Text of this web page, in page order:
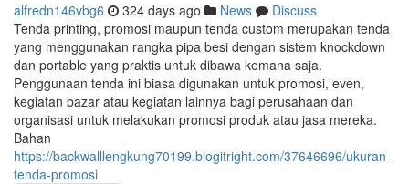
alfredn146vbg6 324 days ago News
Discuss
Tenda printing, promosi maupun tenda custom merupakan tenda
yang menggunakan rangka pipa besi dengan sistem knockdown
dan portable yang praktis untuk dibawa kemana saja.
Penggunaan tenda ini biasa digunakan untuk promosi, even,
kegiatan bazar atau kegiatan lainnya bagi perusahaan dan
organisasi untuk melakukan promosi produk atau jasa mereka.
Bahan
https://backwalllengkung70199.blogitright.com/37646696/ukuran-
tenda-promosi